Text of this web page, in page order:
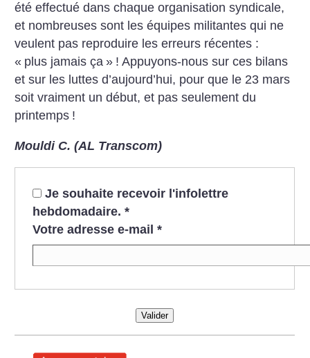
été effectué dans chaque organisation syndicale,
et nombreuses sont les équipes militantes qui ne
veulent pas reproduire les erreurs récentes :
« plus jamais ça » ! Appuyons-nous sur ces bilans
et sur les luttes d’aujourd’hui, pour que le 23 mars
soit vraiment un début, et pas seulement du
printemps !
Mouldi C. (AL Transcom)
Je souhaite recevoir l'infolettre
hebdomadaire. *
Votre adresse e-mail *
Valider